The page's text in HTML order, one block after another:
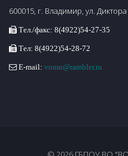
600015, г. Владимир, ул.
Тел./факс: 8(4922)54-27-35
Тел: 8(4922)54-28-72
E-mail: vomu@rambler.ru